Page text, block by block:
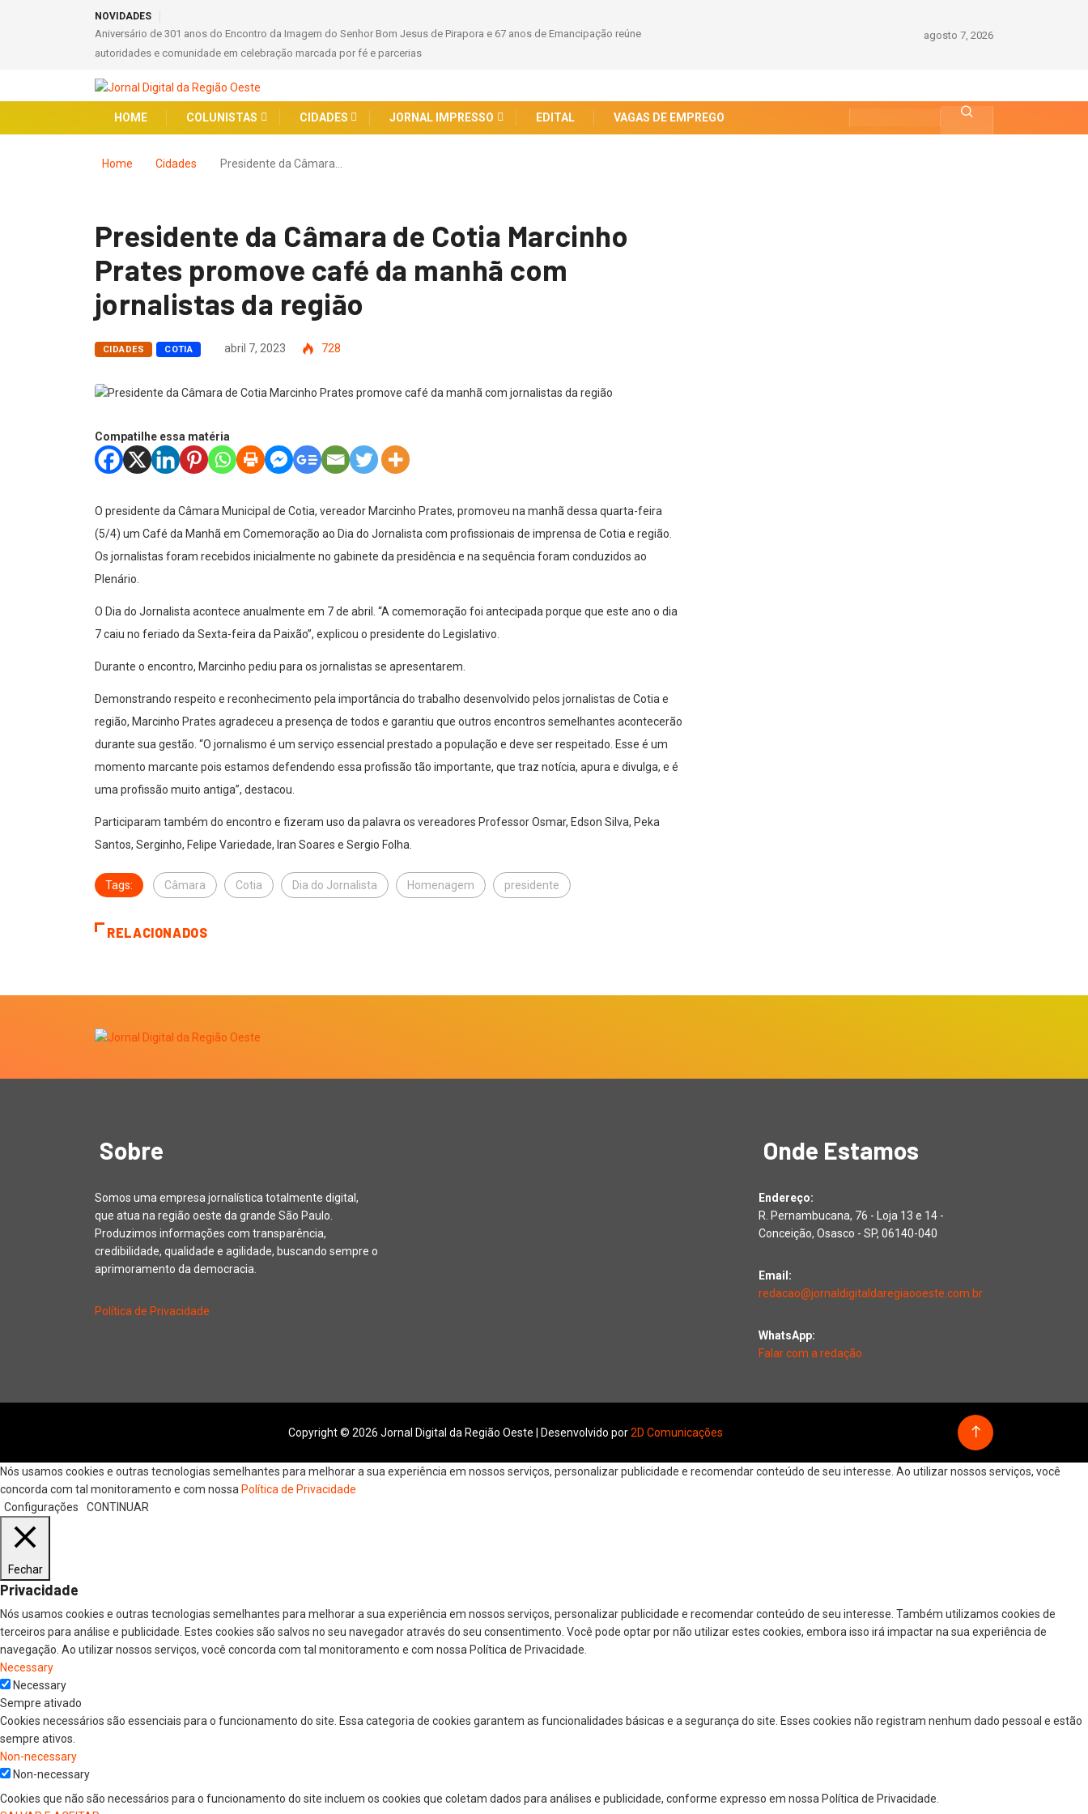
NOVIDADES
Aniversário de 301 anos do Encontro da Imagem do Senhor Bom Jesus de Pirapora e 67 anos de Emancipação reúne
autoridades e comunidade em celebração marcada por fé e parcerias
agosto 7, 2026
HOME COLUNISTAS CIDADES JORNAL IMPRESSO EDITAL VAGAS DE EMPREGO
Home Cidades Presidente da Câmara…
Presidente da Câmara de Cotia Marcinho
Prates promove café da manhã com
jornalistas da região
CIDADES COTIA abril 7, 2023 728
Compatilhe essa matéria
O presidente da Câmara Municipal de Cotia, vereador Marcinho Prates, promoveu na manhã dessa quarta-feira
(5/4) um Café da Manhã em Comemoração ao Dia do Jornalista com profissionais de imprensa de Cotia e região.
Os jornalistas foram recebidos inicialmente no gabinete da presidência e na sequência foram conduzidos ao
Plenário.
O Dia do Jornalista acontece anualmente em 7 de abril. “A comemoração foi antecipada porque que este ano o dia
7 caiu no feriado da Sexta-feira da Paixão”, explicou o presidente do Legislativo.
Durante o encontro, Marcinho pediu para os jornalistas se apresentarem.
Demonstrando respeito e reconhecimento pela importância do trabalho desenvolvido pelos jornalistas de Cotia e
região, Marcinho Prates agradeceu a presença de todos e garantiu que outros encontros semelhantes acontecerão
durante sua gestão. “O jornalismo é um serviço essencial prestado a população e deve ser respeitado. Esse é um
momento marcante pois estamos defendendo essa profissão tão importante, que traz notícia, apura e divulga, e é
uma profissão muito antiga”, destacou.
Participaram também do encontro e fizeram uso da palavra os vereadores Professor Osmar, Edson Silva, Peka
Santos, Serginho, Felipe Variedade, Iran Soares e Sergio Folha.
Tags: Câmara Cotia Dia do Jornalista Homenagem presidente
RELACIONADOS
Sobre
Somos uma empresa jornalística totalmente digital,
que atua na região oeste da grande São Paulo.
Produzimos informações com transparência,
credibilidade, qualidade e agilidade, buscando sempre o
aprimoramento da democracia.
Política de Privacidade
Onde Estamos
Endereço:
R. Pernambucana, 76 - Loja 13 e 14 -
Conceição, Osasco - SP, 06140-040
Email:
redacao@jornaldigitaldaregiaooeste.com.br
WhatsApp:
Falar com a redação
Copyright © 2026 Jornal Digital da Região Oeste | Desenvolvido por2D Comunicações
Nós usamos cookies e outras tecnologias semelhantes para melhorar a sua experiência em nossos serviços, personalizar publicidade e recomendar conteúdo de seu interesse. Ao utilizar nossos serviços, você
concorda com tal monitoramento e com nossa Política de Privacidade
Configurações
CONTINUAR
Fechar
Privacidade
Nós usamos cookies e outras tecnologias semelhantes para melhorar a sua experiência em nossos serviços, personalizar publicidade e recomendar conteúdo de seu interesse. Também utilizamos cookies de
terceiros para análise e publicidade. Estes cookies são salvos no seu navegador através do seu consentimento. Você pode optar por não utilizar estes cookies, embora isso irá impactar na sua experiência de
navegação. Ao utilizar nossos serviços, você concorda com tal monitoramento e com nossa Política de Privacidade.
Necessary
Necessary
Sempre ativado
Cookies necessários são essenciais para o funcionamento do site. Essa categoria de cookies garantem as funcionalidades básicas e a segurança do site. Esses cookies não registram nenhum dado pessoal e estão
sempre ativos.
Non-necessary
Non-necessary
Cookies que não são necessários para o funcionamento do site incluem os cookies que coletam dados para análises e publicidade, conforme expresso em nossa Política de Privacidade.